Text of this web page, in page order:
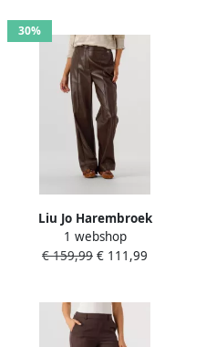
30%
Liu Jo Harembroek
PANT.SPALMATO MF5069
E0624
1 webshop
€ 159,99 € 111,99